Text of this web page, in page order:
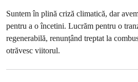
Suntem în plină criză climatică, dar
pentru a o încetini. Lucrăm pentru o
regenerabilă, renunțând treptat la
otrăvesc viitorul.